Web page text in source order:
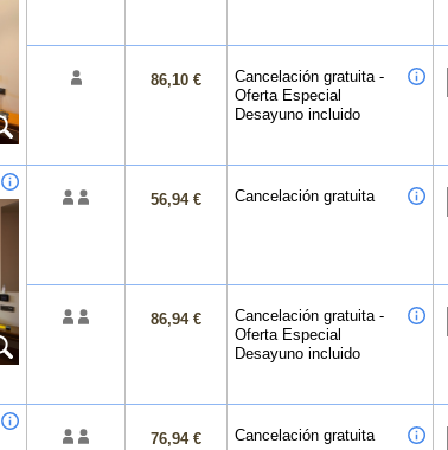
86,10 €
Cancelación gratuita -
Oferta Especial
Desayuno incluido
56,94 €
Cancelación gratuita
86,94 €
Cancelación gratuita -
Oferta Especial
Desayuno incluido
76,94 € Cancelación gratuita